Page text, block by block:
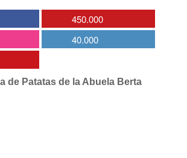
450.000
40.000
de Patatas de la Abuela Berta